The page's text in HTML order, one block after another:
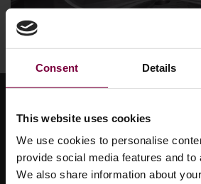
Consent Details
This website uses cookies
We use cookies to personalise
provide social media features and to
We also share information about
合金ホイールの塗装
合金ホイール修理
当社の高度なWheel Restoreソリュー
金ホイール修理プロセスを体験して